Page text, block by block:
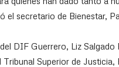
el secretario de Bienestar,
DIF Guerrero, Liz
Superior de